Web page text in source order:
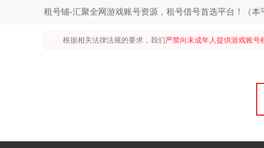
租号铺-汇聚全网游戏账号资源，租号借号首选平台！（本
根据相关法律法规的要求，我们严禁向未成年人提供游戏账号